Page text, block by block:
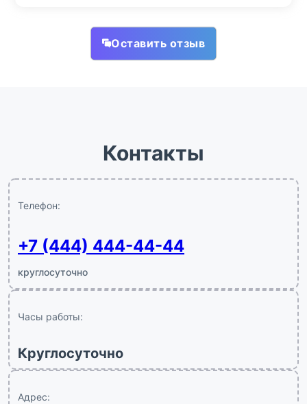
Оставить отзыв
Контакты
Телефон:
+7 (444) 444-44-44
круглосуточно
Часы работы:
Круглосуточно
Адрес: